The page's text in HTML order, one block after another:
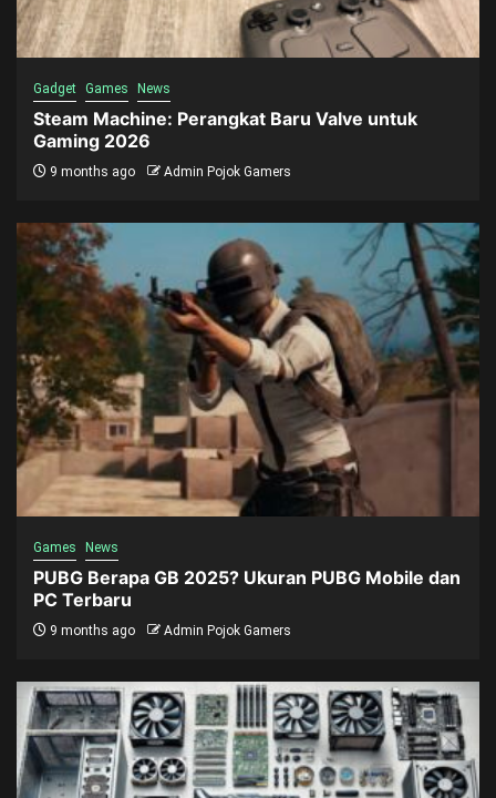
Gadget Games News
Steam Machine: Perangkat Baru Valve untuk
Gaming 2026
9 months ago Admin Pojok Gamers
Games News
PUBG Berapa GB 2025? Ukuran PUBG Mobile dan
PC Terbaru
9 months ago Admin Pojok Gamers